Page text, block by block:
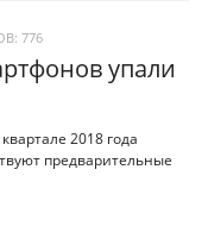
776
упали
2018 года
предварительные